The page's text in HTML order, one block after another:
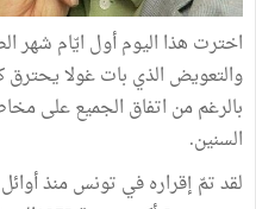
اخترت هذا اليوم أول ايّام شهر
والتعويض الذي بات غولا يحترق
بالرغم من اتفاق الجميع على
السنين.
لقد تمّ إقراره في تونس منذ